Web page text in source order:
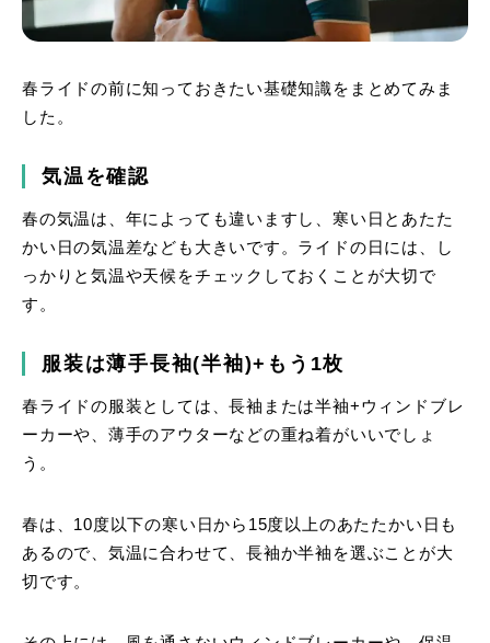
春ライドの前に知っておきたい基礎知識をまとめてみま
した。
気温を確認
春の気温は、年によっても違いますし、寒い日とあたた
かい日の気温差なども大きいです。ライドの日には、し
っかりと気温や天候をチェックしておくことが大切で
す。
服装は薄手長袖(半袖)+もう1枚
春ライドの服装としては、長袖または半袖+ウィンドブレ
ーカーや、薄手のアウターなどの重ね着がいいでしょ
う。
春は、10度以下の寒い日から15度以上のあたたかい日も
あるので、気温に合わせて、長袖か半袖を選ぶことが大
切です。